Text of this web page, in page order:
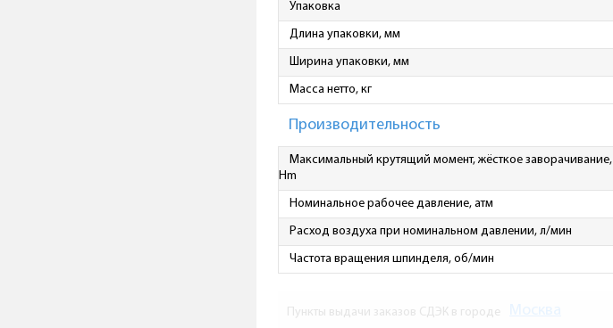
Упаковка
Длина упаковки, мм
Ширина упаковки, мм
Масса нетто, кг
Производительность
Максимальный крутящий момент, жёсткое заворачивание,
Hm
Номинальное рабочее давление, атм
Расход воздуха при номинальном давлении, л/мин
Частота вращения шпинделя, об/мин
Пункты выдачи заказов СДЭК в городе